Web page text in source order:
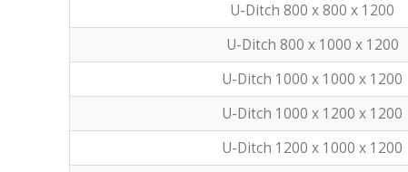
U-Ditch 800 x 800 x 1200
U-Ditch 800 x 1000 x 1200
U-Ditch 1000 x 1000 x 1200
U-Ditch 1000 x 1200 x 1200
U-Ditch 1200 x 1000 x 1200